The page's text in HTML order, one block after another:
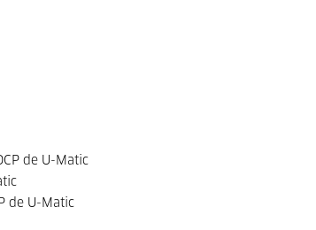
de U-Matic
de U-Matic